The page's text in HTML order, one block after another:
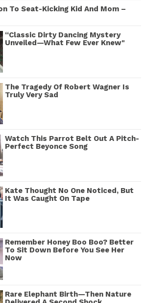
To Seat-Kicking Kid And Mom –
“Classic Dirty Dancing Mystery
Unveiled—What Few Ever Knew"
The Tragedy Of Robert Wagner Is
Truly Very Sad
Watch This Parrot Belt Out A Pitch-
Perfect Beyonce Song
Kate Thought No One Noticed, But
It Was Caught On Tape
Remember Honey Boo Boo? Better
To Sit Down Before You See Her
Now
Rare Elephant Birth—Then Nature